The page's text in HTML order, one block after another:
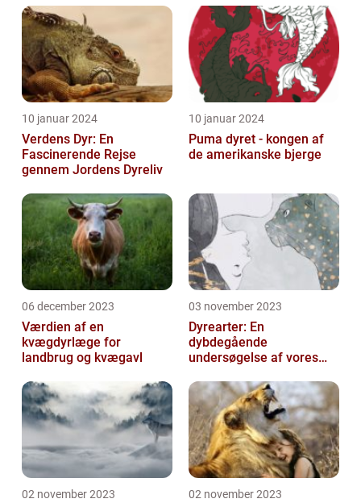
10 januar 2024
Verdens Dyr: En
Fascinerende Rejse
gennem Jordens Dyreliv
10 januar 2024
Puma dyret - kongen af
de amerikanske bjerge
06 december 2023
Værdien af en
kvægdyrlæge for
landbrug og kvægavl
03 november 2023
Dyrearter: En
dybdegående
undersøgelse af vores
02 november 2023 02 november 2023